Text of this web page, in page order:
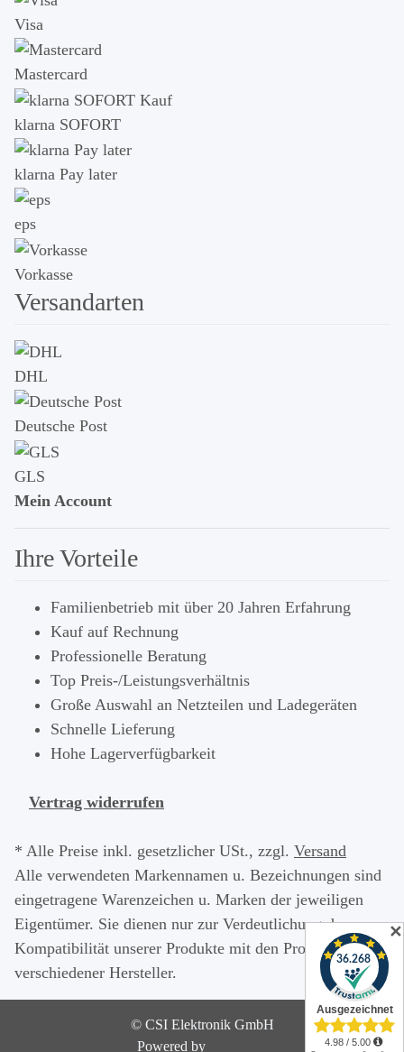
Visa
Mastercard
klarna SOFORT
klarna Pay later
eps
Vorkasse
Versandarten
DHL
Deutsche Post
GLS
Mein Account
Ihre Vorteile
Familienbetrieb mit über 20 Jahren Erfahrung
Kauf auf Rechnung
Professionelle Beratung
Top Preis-/Leistungsverhältnis
Große Auswahl an Netzteilen und Ladegeräten
Schnelle Lieferung
Hohe Lagerverfügbarkeit
Vertrag widerrufen
* Alle Preise inkl. gesetzlicher USt., zzgl. Versand
Alle verwendeten Markennamen u. Bezeichnungen sind
eingetragene Warenzeichen u. Marken der jeweiligen
Eigentümer. Sie dienen nur zur Verdeutlichung der
Kompatibilität unserer Produkte mit den Produkten
verschiedener Hersteller.
© CSI Elektronik GmbH
Powered by
✕